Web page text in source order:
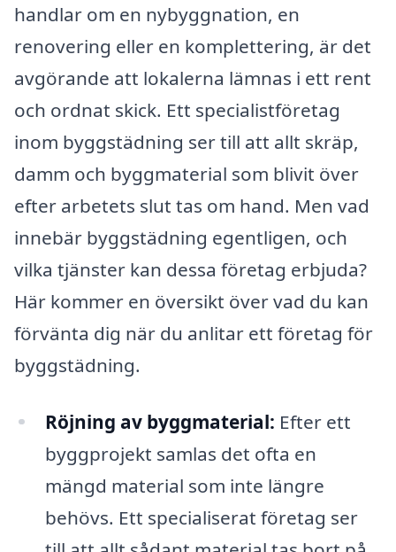
handlar om en nybyggnation, en
renovering eller en komplettering, är det
avgörande att lokalerna lämnas i ett rent
och ordnat skick. Ett specialistföretag
inom byggstädning ser till att allt skräp,
damm och byggmaterial som blivit över
efter arbetets slut tas om hand. Men vad
innebär byggstädning egentligen, och
vilka tjänster kan dessa företag erbjuda?
Här kommer en översikt över vad du kan
förvänta dig när du anlitar ett företag för
byggstädning.
Röjning av byggmaterial: Efter ett
byggprojekt samlas det ofta en
mängd material som inte längre
behövs. Ett specialiserat företag ser